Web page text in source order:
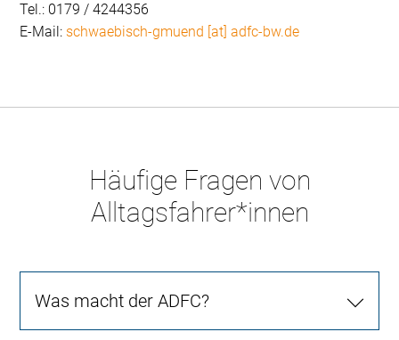
Tel.: 0179 / 4244356
E-Mail: schwaebisch-gmuend [at] adfc-bw.de
Häufige Fragen von
Alltagsfahrer*innen
Was macht der ADFC?